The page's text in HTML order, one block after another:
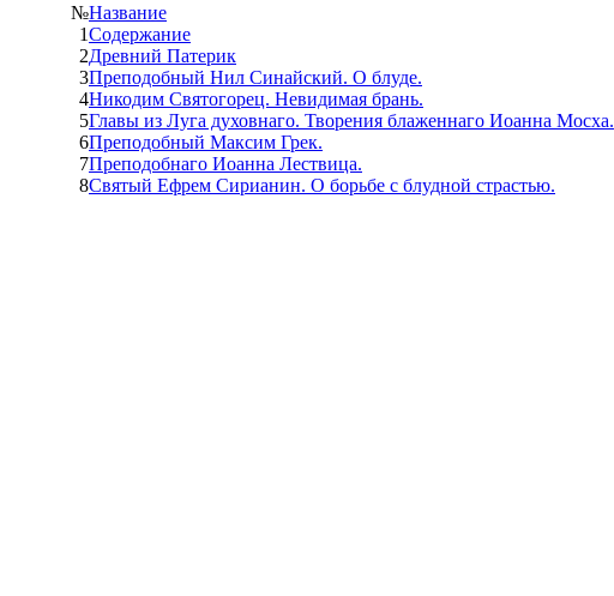
№Название
1Содержание
2Древний Патерик
3Преподобный Нил Синайский. О блуде.
4Никодим Святогорец. Невидимая брань.
5Главы из Луга духовнаго. Творения блаженнаго Иоанна Мосха.
6Преподобный Максим Грек.
7Преподобнаго Иоанна Лествица.
8Святый Ефрем Сирианин. О борьбе с блудной страстью.